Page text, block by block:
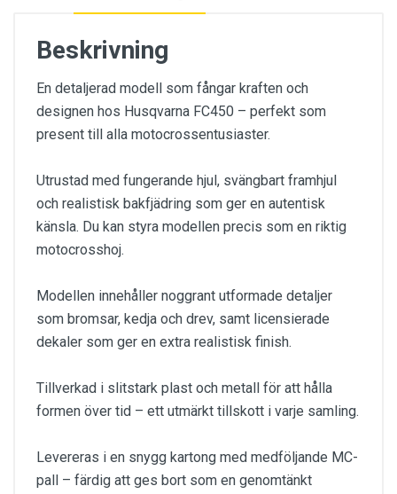
Beskrivning
En detaljerad modell som fångar kraften och
designen hos Husqvarna FC450 – perfekt som
present till alla motocrossentusiaster.
Utrustad med fungerande hjul, svängbart framhjul
och realistisk bakfjädring som ger en autentisk
känsla. Du kan styra modellen precis som en riktig
motocrosshoj.
Modellen innehåller noggrant utformade detaljer
som bromsar, kedja och drev, samt licensierade
dekaler som ger en extra realistisk finish.
Tillverkad i slitstark plast och metall för att hålla
formen över tid – ett utmärkt tillskott i varje samling.
Levereras i en snygg kartong med medföljande MC-
pall – färdig att ges bort som en genomtänkt